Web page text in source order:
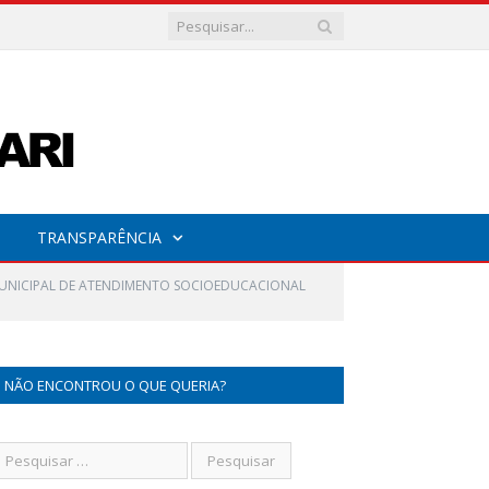
TRANSPARÊNCIA
DE ATENDIMENTO SOCIOEDUCACIONAL
NÃO ENCONTROU O QUE QUERIA?